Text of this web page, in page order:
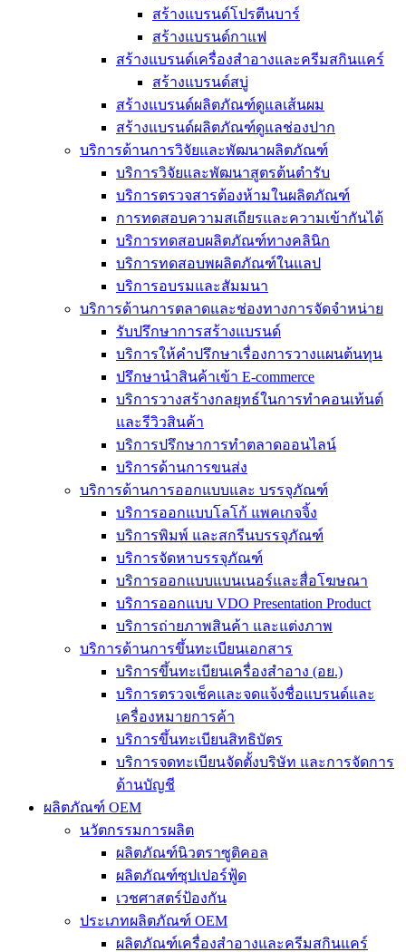
สร้างแบรนด์โปรตีนบาร์
สร้างแบรนด์กาแฟ
สร้างแบรนด์เครื่องสำอางและครีมสกินแคร์
สร้างแบรนด์สบู่
สร้างแบรนด์ผลิตภัณฑ์ดูแลเส้นผม
สร้างแบรนด์ผลิตภัณฑ์ดูแลช่องปาก
บริการด้านการวิจัยและพัฒนาผลิตภัณฑ์
บริการวิจัยและพัฒนาสูตรต้นตำรับ
บริการตรวจสารต้องห้ามในผลิตภัณฑ์
การทดสอบความสเถียรและความเข้ากันได้
บริการทดสอบผลิตภัณฑ์ทางคลินิก
บริการทดสอบพผลิตภัณฑ์ในแลป
บริการอบรมและสัมมนา
บริการด้านการตลาดและช่องทางการจัดจำหน่าย
รับปรึกษาการสร้างแบรนด์
บริการให้คำปรึกษาเรื่องการวางแผนต้นทุน
ปรึกษานำสินค้าเข้า E-commerce
บริการวางสร้างกลยุทธ์ในการทำคอนเท้นต์
และรีวิวสินค้า
บริการปรึกษาการทำตลาดออนไลน์
บริการด้านการขนส่ง
บริการด้านการออกแบบและ บรรจุภัณฑ์
บริการออกแบบโลโก้ แพคเกจจิ้ง
บริการพิมพ์ และสกรีนบรรจุภัณฑ์
บริการจัดหาบรรจุภัณฑ์
บริการออกแบบแบนเนอร์และสื่อโฆษณา
บริการออกแบบ VDO Presentation Product
บริการถ่ายภาพสินค้า และแต่งภาพ
บริการด้านการขึ้นทะเบียนเอกสาร
บริการขึ้นทะเบียนเครื่องสำอาง (อย.)
บริการตรวจเช็คและจดแจ้งชื่อแบรนด์และ
เครื่องหมายการค้า
บริการขึ้นทะเบียนสิทธิบัตร
บริการจดทะเบียนจัดตั้งบริษัท และการจัดการ
ด้านบัญชี
ผลิตภัณฑ์ OEM
นวัตกรรมการผลิต
ผลิตภัณฑ์นิวตราซูติคอล
ผลิตภัณฑ์ซุปเปอร์ฟู้ด
เวชศาสตร์ป้องกัน
ประเภทผลิตภัณฑ์ OEM
ผลิตภัณฑ์เครื่องสำอางและครีมสกินแคร์